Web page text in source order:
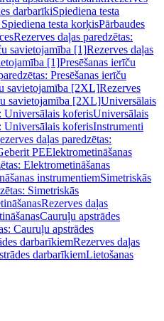
darbarīkiSpiediena testa
testa korķisPārbaudes
Rezerves daļas paredzētas:
savietojamība [1]Rezerves daļas
[1]Presēšanas ierīču
Presēšanas ierīču
savietojamība [2XL]Rezerves
savietojamība [2XL]Universālais
Universālais koferisUniversālais
Universālais koferisInstrumenti
daļas paredzētas:
PEElektrometināšanas
Elektrometināšanas
instrumentiemSimetriskās
Simetriskās
Rezerves daļas
Cauruļu apstrādes
Cauruļu apstrādes
darbarīkiemRezerves daļas
darbarīkiemLietošanas